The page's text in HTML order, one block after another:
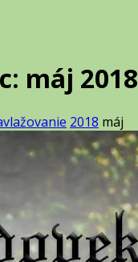
máj 2018
2018 máj